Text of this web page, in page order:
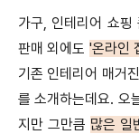
가구, 인테리어 쇼핑
판매 외에도 '온라인
기존 인테리어 매거
를 소개하는데요. 오
지만 그만큼 많은 일